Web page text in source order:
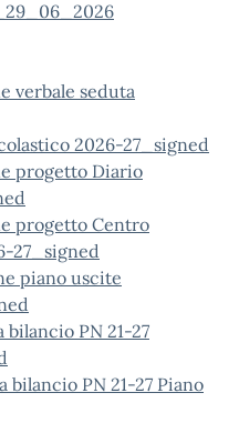
verbale seduta
2026-27_signed
progetto Diario
progetto Centro
27_signed
piano uscite
bilancio PN 21-27
bilancio PN 21-27 Piano